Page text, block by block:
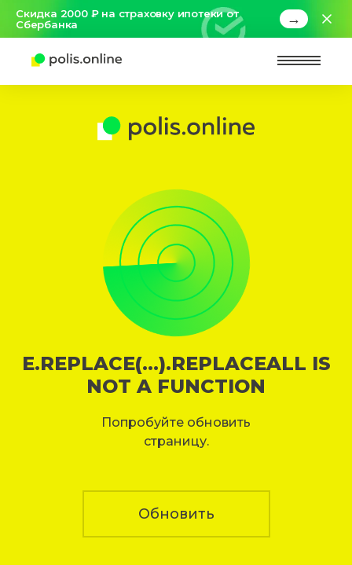
Скидка 2000 ₽ на страховку ипотеки от
Сбербанка
→
E.REPLACE(...).REPLACEALL IS
NOT A FUNCTION
Попробуйте обновить
страницу.
Обновить